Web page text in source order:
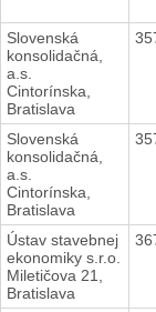
Slovenská
konsolidačná,
a.s.
Cintorínska,
Bratislava
Slovenská
konsolidačná,
a.s.
Cintorínska,
Bratislava
Ústav stavebnej
ekonomiky s.r.o.
Miletičova 21,
Bratislava